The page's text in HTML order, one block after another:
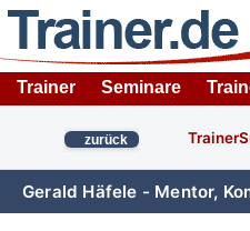
Trainer Seminare
zurück
Gerald Häfele - Mentor,